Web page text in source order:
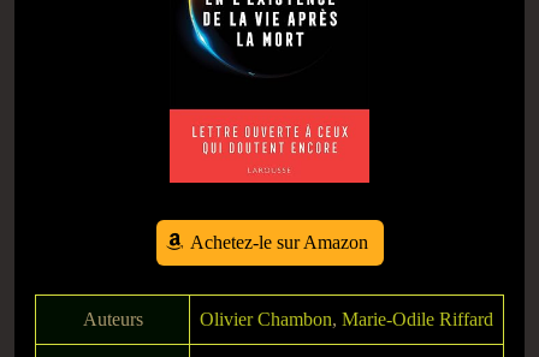
Achetez-le sur Amazon
Auteurs Olivier Chambon, Marie-Odile Riffard